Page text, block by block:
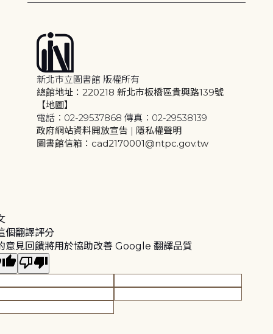
新北市立圖書館 版權所有
總館地址：220218 新北市板橋區貴興路139號
【地圖】
電話：02-29537868 傳真：02-29538139
政府網站資料開放宣告 | 隱私權聲明
圖書館信箱：cad2170001@ntpc.gov.tw
個翻譯評分
意見回饋將用於協助改善 Google 翻譯品質